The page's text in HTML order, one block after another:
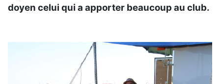
doyen celui qui a apporter beaucoup au club.